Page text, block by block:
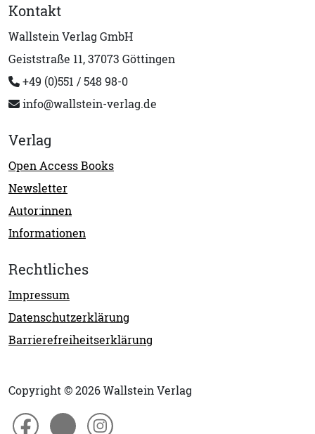
Kontakt
Wallstein Verlag GmbH
Geiststraße 11, 37073 Göttingen
+49 (0)551 / 548 98-0
info@wallstein-verlag.de
Verlag
Open Access Books
Newsletter
Autor:innen
Informationen
Rechtliches
Impressum
Datenschutzerklärung
Barrierefreiheitserklärung
Copyright © 2026 Wallstein Verlag